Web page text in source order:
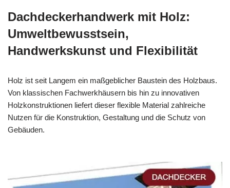
Dachdeckerhandwerk mit Holz:
Umweltbewusstsein,
Handwerkskunst und Flexibilität
Holz ist seit Langem ein maßgeblicher Baustein des Holzbaus.
Von klassischen Fachwerkhäusern bis hin zu innovativen
Holzkonstruktionen liefert dieser flexible Material zahlreiche
Nutzen für die Konstruktion, Gestaltung und die Schutz von
Gebäuden.